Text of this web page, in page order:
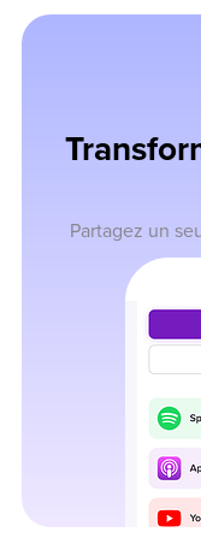
Partagez un